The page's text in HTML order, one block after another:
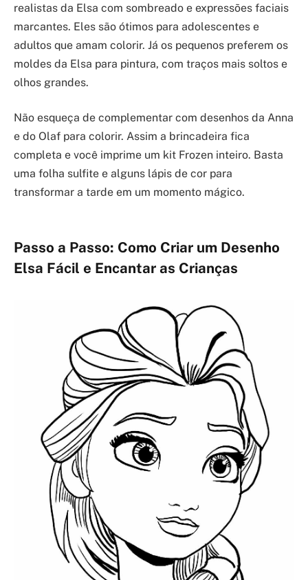
realistas da Elsa com sombreado e expressões faciais
marcantes. Eles são ótimos para adolescentes e
adultos que amam colorir. Já os pequenos preferem os
moldes da Elsa para pintura, com traços mais soltos e
olhos grandes.
Não esqueça de complementar com desenhos da Anna
e do Olaf para colorir. Assim a brincadeira fica
completa e você imprime um kit Frozen inteiro. Basta
uma folha sulfite e alguns lápis de cor para
transformar a tarde em um momento mágico.
Passo a Passo: Como Criar um Desenho
Elsa Fácil e Encantar as Crianças